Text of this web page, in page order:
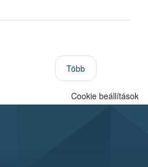
Több
Cookie beállítások